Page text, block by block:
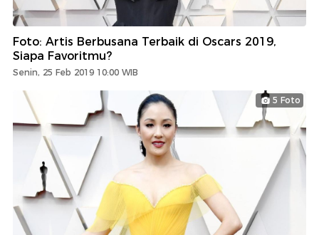
Foto: Artis Berbusana Terbaik di Oscars 2019,
Siapa Favoritmu?
Senin, 25 Feb 2019 10:00 WIB
5 Foto